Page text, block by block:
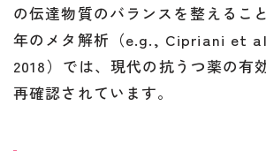
の伝達物質のバランスを整えるこ
年のメタ解析（e.g., Cipriani et
2018）では、現代の抗うつ薬の有
再確認されています。